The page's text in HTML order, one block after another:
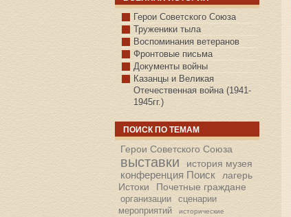
С.КАЗАНСКОЕ
Герои Советского Союза
Труженики тыла
Воспоминания ветеранов
Фронтовые письма
Документы войны
Казанцы и Великая
Отечественная война (1941-
1945гг.)
ПОИСК ПО ТЕМАМ
Герои Советского Союза
выставки история музея
конференция Поиск
лагерь
Истоки
Почетные граждане
организации
сценарии
мероприятий
исторические